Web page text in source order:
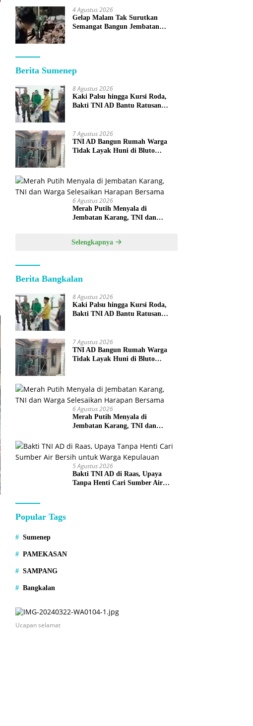
4 Agustus 2026
Gelap Malam Tak Surutkan
Semangat Bangun Jembatan
Berita Sumenep
8 Agustus 2026
Kaki Palsu hingga Kursi Roda,
Bakti TNI AD Bantu Ratusan
7 Agustus 2026
TNI AD Bangun Rumah Warga
Tidak Layak Huni di Bluto
6 Agustus 2026
Merah Putih Menyala di
Jembatan Karang, TNI dan
Selengkapnya
Berita Bangkalan
8 Agustus 2026
Kaki Palsu hingga Kursi Roda,
Bakti TNI AD Bantu Ratusan
7 Agustus 2026
TNI AD Bangun Rumah Warga
Tidak Layak Huni di Bluto
6 Agustus 2026
Merah Putih Menyala di
Jembatan Karang, TNI dan
Bersama
5 Agustus 2026
Bakti TNI AD di Raas, Upaya
Tanpa Henti Cari Sumber Air
Popular Tags
Sumenep
PAMEKASAN
SAMPANG
Bangkalan
Ucapan selamat